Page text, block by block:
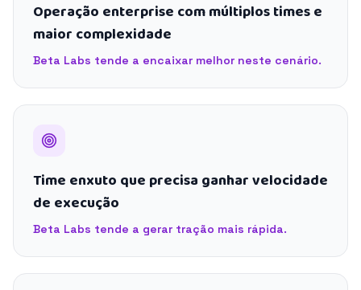
Operação enterprise com múltiplos times e
maior complexidade
Beta Labs tende a encaixar melhor neste cenário.
Time enxuto que precisa ganhar velocidade
de execução
Beta Labs tende a gerar tração mais rápida.